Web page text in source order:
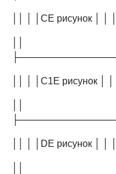
││ │ │CE рисунок │ │ │
││ │ │C1E рисунок │ │
││ │ │DE рисунок │ │ │